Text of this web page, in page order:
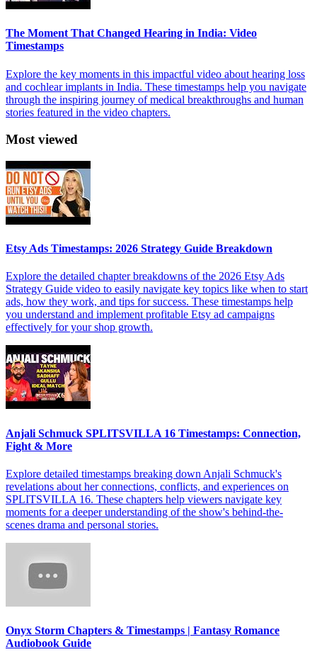
The Moment That Changed Hearing in India: Video
Timestamps
Explore the key moments in this impactful video about hearing loss
and cochlear implants in India. These timestamps help you navigate
through the inspiring journey of medical breakthroughs and human
stories featured in the video chapters.
Most viewed
Etsy Ads Timestamps: 2026 Strategy Guide Breakdown
Explore the detailed chapter breakdowns of the 2026 Etsy Ads
Strategy Guide video to easily navigate key topics like when to start
ads, how they work, and tips for success. These timestamps help
you understand and implement profitable Etsy ad campaigns
effectively for your shop growth.
Anjali Schmuck SPLITSVILLA 16 Timestamps: Connection,
Fight & More
Explore detailed timestamps breaking down Anjali Schmuck's
revelations about her connections, conflicts, and experiences on
SPLITSVILLA 16. These chapters help viewers navigate key
moments for a deeper understanding of the show's behind-the-
scenes drama and personal stories.
Onyx Storm Chapters & Timestamps | Fantasy Romance
Audiobook Guide